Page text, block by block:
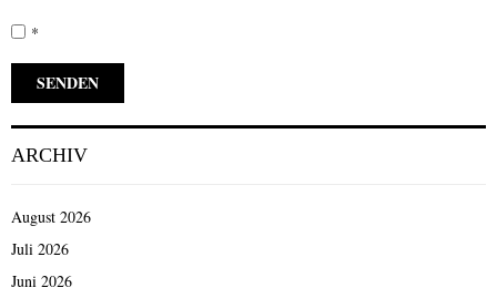
*
ARCHIV
August 2026
Juli 2026
Juni 2026